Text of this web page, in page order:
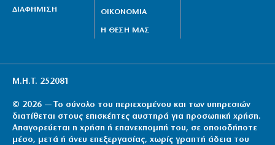
ΔΙΑΦΗΜΙΣΗ
ΟΙΚΟΝΟΜΙΑ
Η ΘΕΣΗ ΜΑΣ
Μ.Η.Τ. 252081
© 2026 — Το σύνολο του περιεχομένου και των υπηρεσιών
διατίθεται στους επισκέπτες αυστηρά για προσωπική χρήση.
Απαγορεύεται η χρήση ή επανεκπομπή του, σε οποιοδήποτε
μέσο, μετά ή άνευ επεξεργασίας, χωρίς γραπτή άδεια του